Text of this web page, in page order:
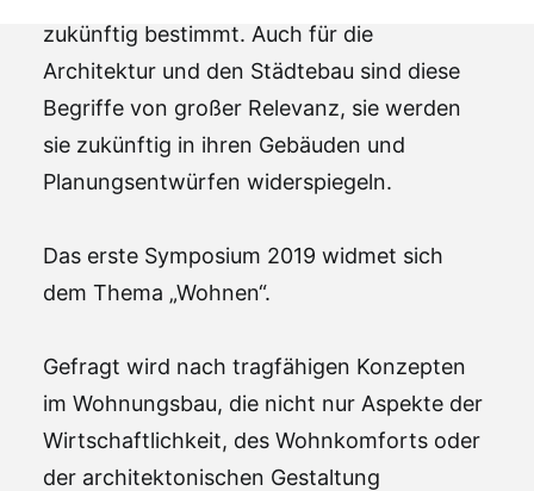
zukünftig bestimmt. Auch für die
Architektur und den Städtebau sind diese
Begriffe von großer Relevanz, sie werden
sie zukünftig in ihren Gebäuden und
Planungsentwürfen widerspiegeln.
Das erste Symposium 2019 widmet sich
dem Thema „Wohnen“.
Gefragt wird nach tragfähigen Konzepten
im Wohnungsbau, die nicht nur Aspekte der
Wirtschaftlichkeit, des Wohnkomforts oder
der architektonischen Gestaltung